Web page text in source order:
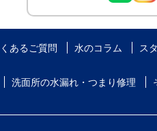
あるご質問 水のコラム
ス
洗面所の水漏れ・つまり修理